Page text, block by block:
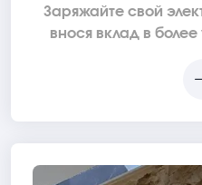
Заряжайте свой
внося вклад в